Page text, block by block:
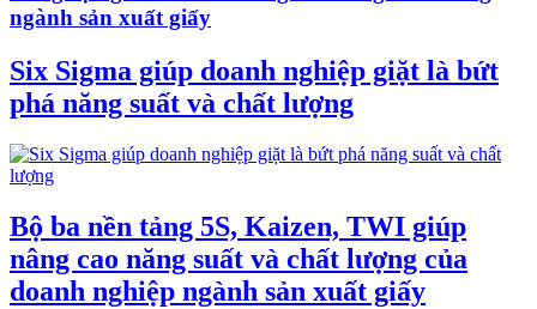
ngành sản xuất giấy
Six Sigma giúp doanh nghiệp giặt là bứt
phá năng suất và chất lượng
Bộ ba nền tảng 5S, Kaizen, TWI giúp
nâng cao năng suất và chất lượng của
doanh nghiệp ngành sản xuất giấy